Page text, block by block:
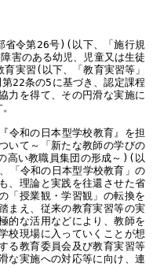
令第26号)(以下、「施行規
害のある幼児、児童又は生徒
実習(以下、「教育実習等」
22条の5に基づき、認定課程
力を得て、その円滑な実施に
和の日本型学校教育』を担
いて～「新たな教師の学びの
高い教職員集団の形成～)(以
「令和の日本型学校教育」の
、理論と実践を往還させた省
「授業観・学習観」の転換を
まえ、従来の教育実習等の実
的な活用などにより、教師を
校現場に入っていくことが想
る教育委員会及び教育実習等
な実施への対応等に向け、連